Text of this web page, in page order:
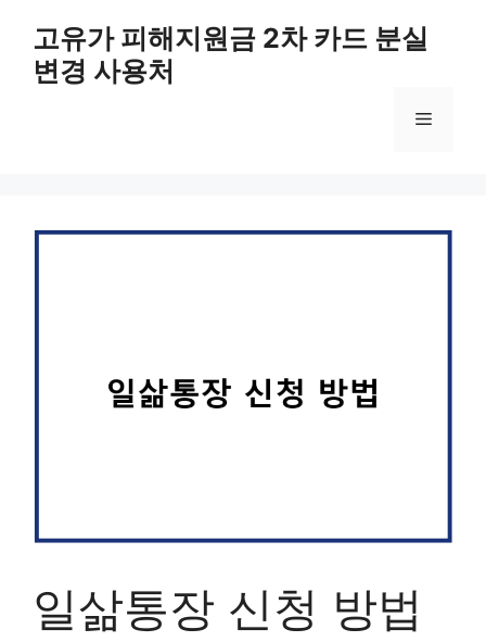
고유가 피해지원금 2차 카드 분실
변경 사용처
메
일삶통장 신청 방법